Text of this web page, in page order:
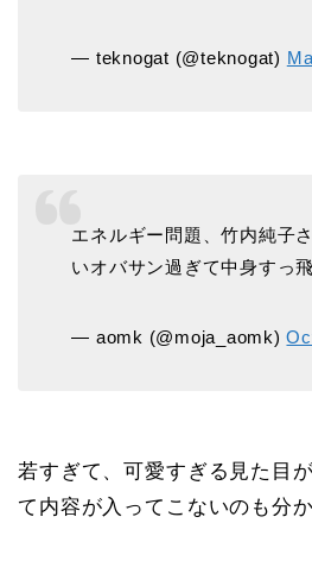
— teknogat (@teknogat)
エネルギー問題、竹内純子
いオバサン過ぎて中身すっ
— aomk (@moja_aomk)
若すぎて、可愛すぎる見た目
て内容が入ってこないのも分か